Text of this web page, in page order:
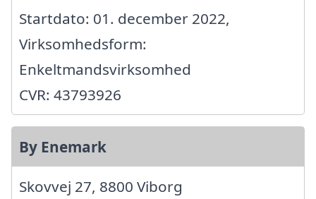
Startdato: 01. december 2022,
Virksomhedsform:
Enkeltmandsvirksomhed
CVR: 43793926
By Enemark
Skovvej 27, 8800 Viborg